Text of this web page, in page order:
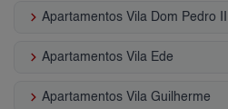
keyboard_arrow_right Apartamentos Vila Dom Pedro II
keyboard_arrow_right Apartamentos Vila Ede
keyboard_arrow_right Apartamentos Vila Guilherme